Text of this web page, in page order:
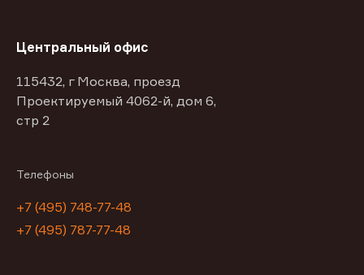
Центральный офис
115432, г Москва, проезд
Проектируемый 4062-й, дом 6,
стр 2
Телефоны
+7 (495) 748-77-48
+7 (495) 787-77-48